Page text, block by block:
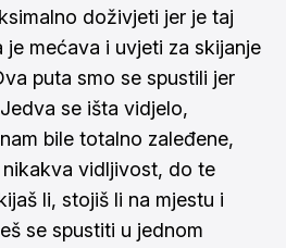
doživjeti jer je taj
je mećava i uvjeti za skijanje
puta smo se spustili jer
se išta vidjelo,
bile totalno zaleđene,
vidljivost, do te
li, stojiš li na mjestu i
se spustiti u jednom